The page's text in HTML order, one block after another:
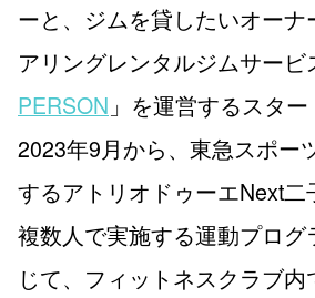
ーと、ジムを貸したいオーナ
アリングレンタルジムサービ
PERSON 」を運営するスター
2023年9月から、東急スポー
するアトリオドゥーエNext二
複数人で実施する運動プログ
じて、フィットネスクラブ